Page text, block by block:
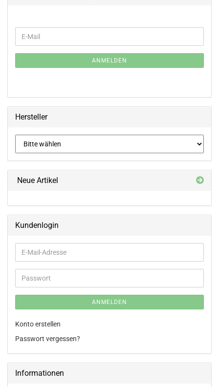
ZUR
E-
Mail
ANMELDEN
Hersteller
Neue Artikel
Kundenlogin
E-
Mail-
Adresse
Passwort
ANMELDEN
Konto erstellen
Passwort vergessen?
Informationen